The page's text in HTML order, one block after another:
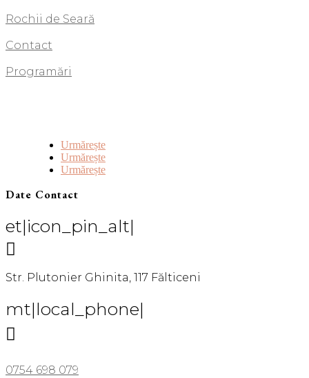
Rochii de Seară
Contact
Programări
Urmărește
Urmărește
Urmărește
Date Contact
et|icon_pin_alt|

Str. Plutonier Ghinita, 117 Fălticeni
mt|local_phone|

0754 698 079